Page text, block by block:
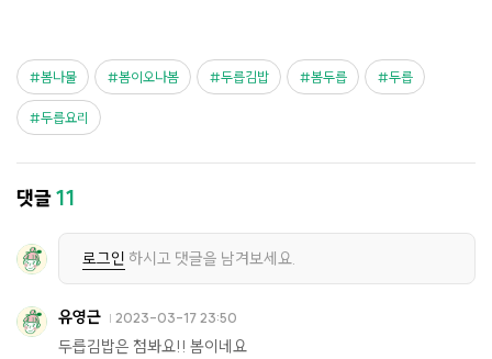
봄나물 봄이오나봄 두릅김밥 봄두릅 두릅
두릅요리
댓글11
로그인 하시고 댓글을 남겨보세요.
유영근 2023-03-17 23:50
두릅김밥은 첨봐요!! 봄이네요